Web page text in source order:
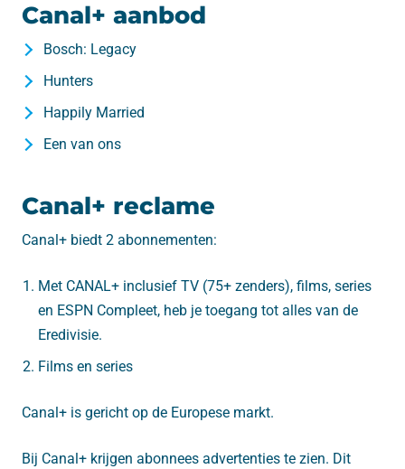
Canal+ aanbod
Bosch: Legacy
Hunters
Happily Married
Een van ons
Canal+ reclame
Canal+ biedt 2 abonnementen:
Met CANAL+ inclusief TV (75+ zenders), films, series
en ESPN Compleet, heb je toegang tot alles van de
Eredivisie.
Films en series
Canal+ is gericht op de Europese markt.
Bij Canal+ krijgen abonnees advertenties te zien. Dit